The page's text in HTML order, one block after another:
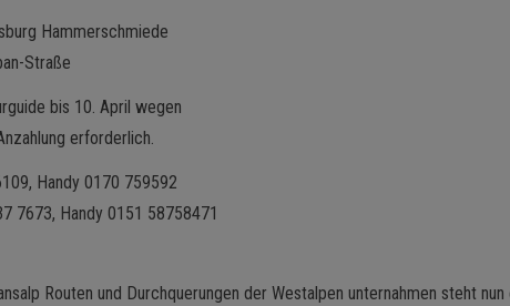
Hammerschmiede
Straße
bis 10. April wegen
erforderlich.
Handy 0170 759592
7673, Handy 0151 58758471
Routen und Durchquerungen der Westalpen unternahmen steht